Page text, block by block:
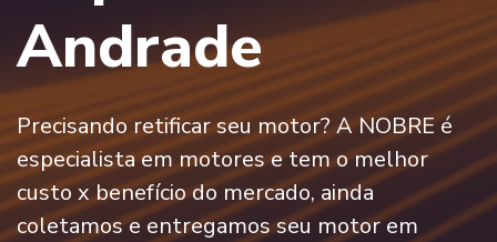
Andrade
Precisando retificar seu motor? A NOBRE é
especialista em motores e tem o melhor
custo x benefício do mercado, ainda
coletamos e entregamos seu motor em